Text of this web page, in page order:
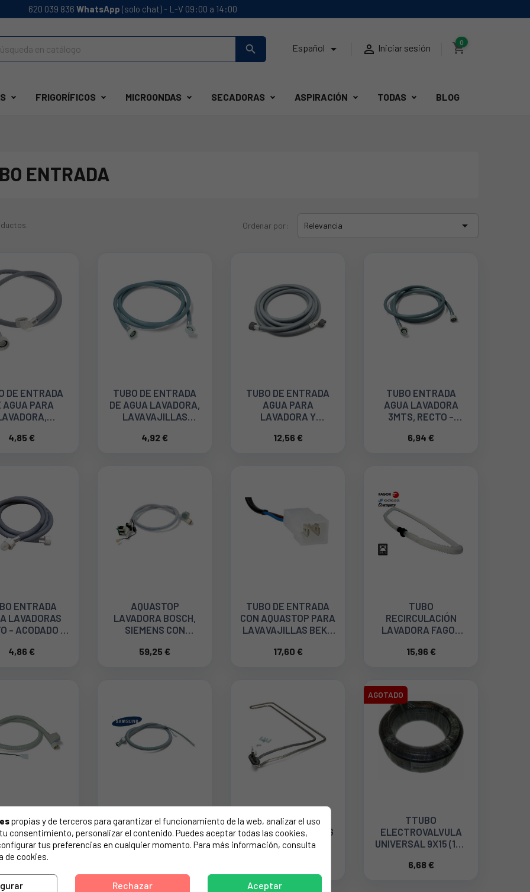
620 039 836 WhatsApp (solo chat) - L-V 09:00 a 14:00
search Español   Iniciar sesión shopping_cart
0
FRIGORÍFICOS MICROONDAS SECADORAS ASPIRACIÓN TODAS BLOG
ENTRADA
Ordenar por: Relevancia 
DE ENTRADA
AGUA PARA
RECTO -
4,85 €
TUBO DE ENTRADA
DE AGUA LAVADORA,
LAVAVAJILLAS
RECTO 50250939001
4,92 €
TUBO DE ENTRADA
AGUA PARA
LAVADORA Y
METROS 18AG091
12,56 €
TUBO ENTRADA
AGUA LAVADORA
3MTS, RECTO -
6,94 €
ENTRADA
LAVADORAS
- ACODADO 2
4,86 €
AQUASTOP
LAVADORA BOSCH,
SIEMENS CON
00667327
59,25 €
TUBO DE ENTRADA
CON AQUASTOP PARA
LAVAVAJILLAS BEKO
17,60 €
TUBO
RECIRCULACIÓN
LAVADORA FAGOR
15,96 €
ENTRADA DE
AGUA CON
PARA
00102A
TUBO ENTRADA DE
AGUA CON
AQUASTOP PARA
RESISTENCIA PARA
LAVAVAJILLAS SMEG
2100W 230V
TTUBO
ELECTROVALVULA
UNIVERSAL 9X15 (1m)
METROS)COD.
6,68 €
AGOTADO
propias y de terceros para garantizar el funcionamiento de la web, analizar el uso
consentimiento, personalizar el contenido. Puedes aceptar todas las cookies,
tus preferencias en cualquier momento. Para más información, consulta
de cookies.
Rechazar Aceptar